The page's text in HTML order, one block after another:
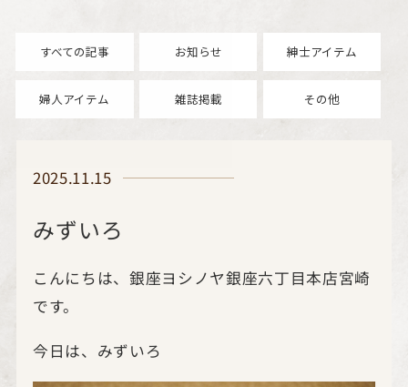
すべての記事 お知らせ 紳士アイテム
婦人アイテム 雑誌掲載 その他
2025.11.15
みずいろ
こんにちは、銀座ヨシノヤ銀座六丁目本店宮崎
です。
今日は、みずいろ